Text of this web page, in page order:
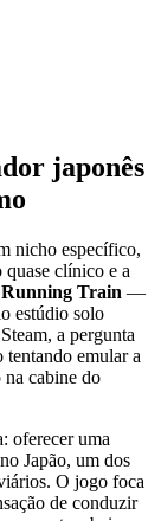
japonês
nicho específico,
clínico e a
Running Train —
estúdio solo
a pergunta
tentando emular a
cabine do
oferecer uma
Japão, um dos
O jogo foca
de conduzir